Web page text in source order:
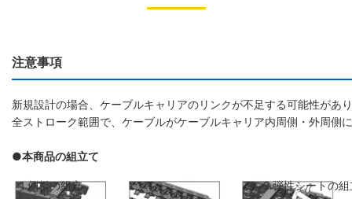
注意事項
新規設計の場合、ケーブルキャリアのリンクが不足する可能性が
全ストローク範囲で、ケーブルがケーブルキャリア内周側・外周側
●本商品の組立て
1.側板の組立 2.弾性シートの組